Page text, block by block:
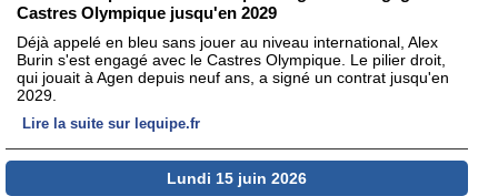
Castres Olympique jusqu'en 2029
Déjà appelé en bleu sans jouer au niveau international, Alex
Burin s'est engagé avec le Castres Olympique. Le pilier droit,
qui jouait à Agen depuis neuf ans, a signé un contrat jusqu'en
2029.
Lire la suite sur lequipe.fr
Lundi 15 juin 2026